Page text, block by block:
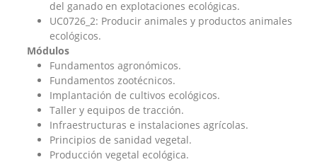
del ganado en explotaciones ecológicas.
UC0726_2: Producir animales y productos animales
ecológicos.
Módulos
Fundamentos agronómicos.
Fundamentos zootécnicos.
Implantación de cultivos ecológicos.
Taller y equipos de tracción.
Infraestructuras e instalaciones agrícolas.
Principios de sanidad vegetal.
Producción vegetal ecológica.